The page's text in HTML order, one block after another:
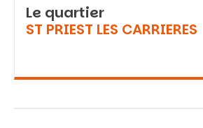
Le quartier
ST PRIEST LES CARRIERES